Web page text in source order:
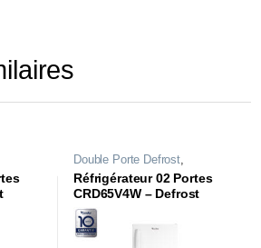
Double Porte Defrost,
Réfrigérateurs
Réfrigérateur 02 Portes
CRD65V4W – Defrost